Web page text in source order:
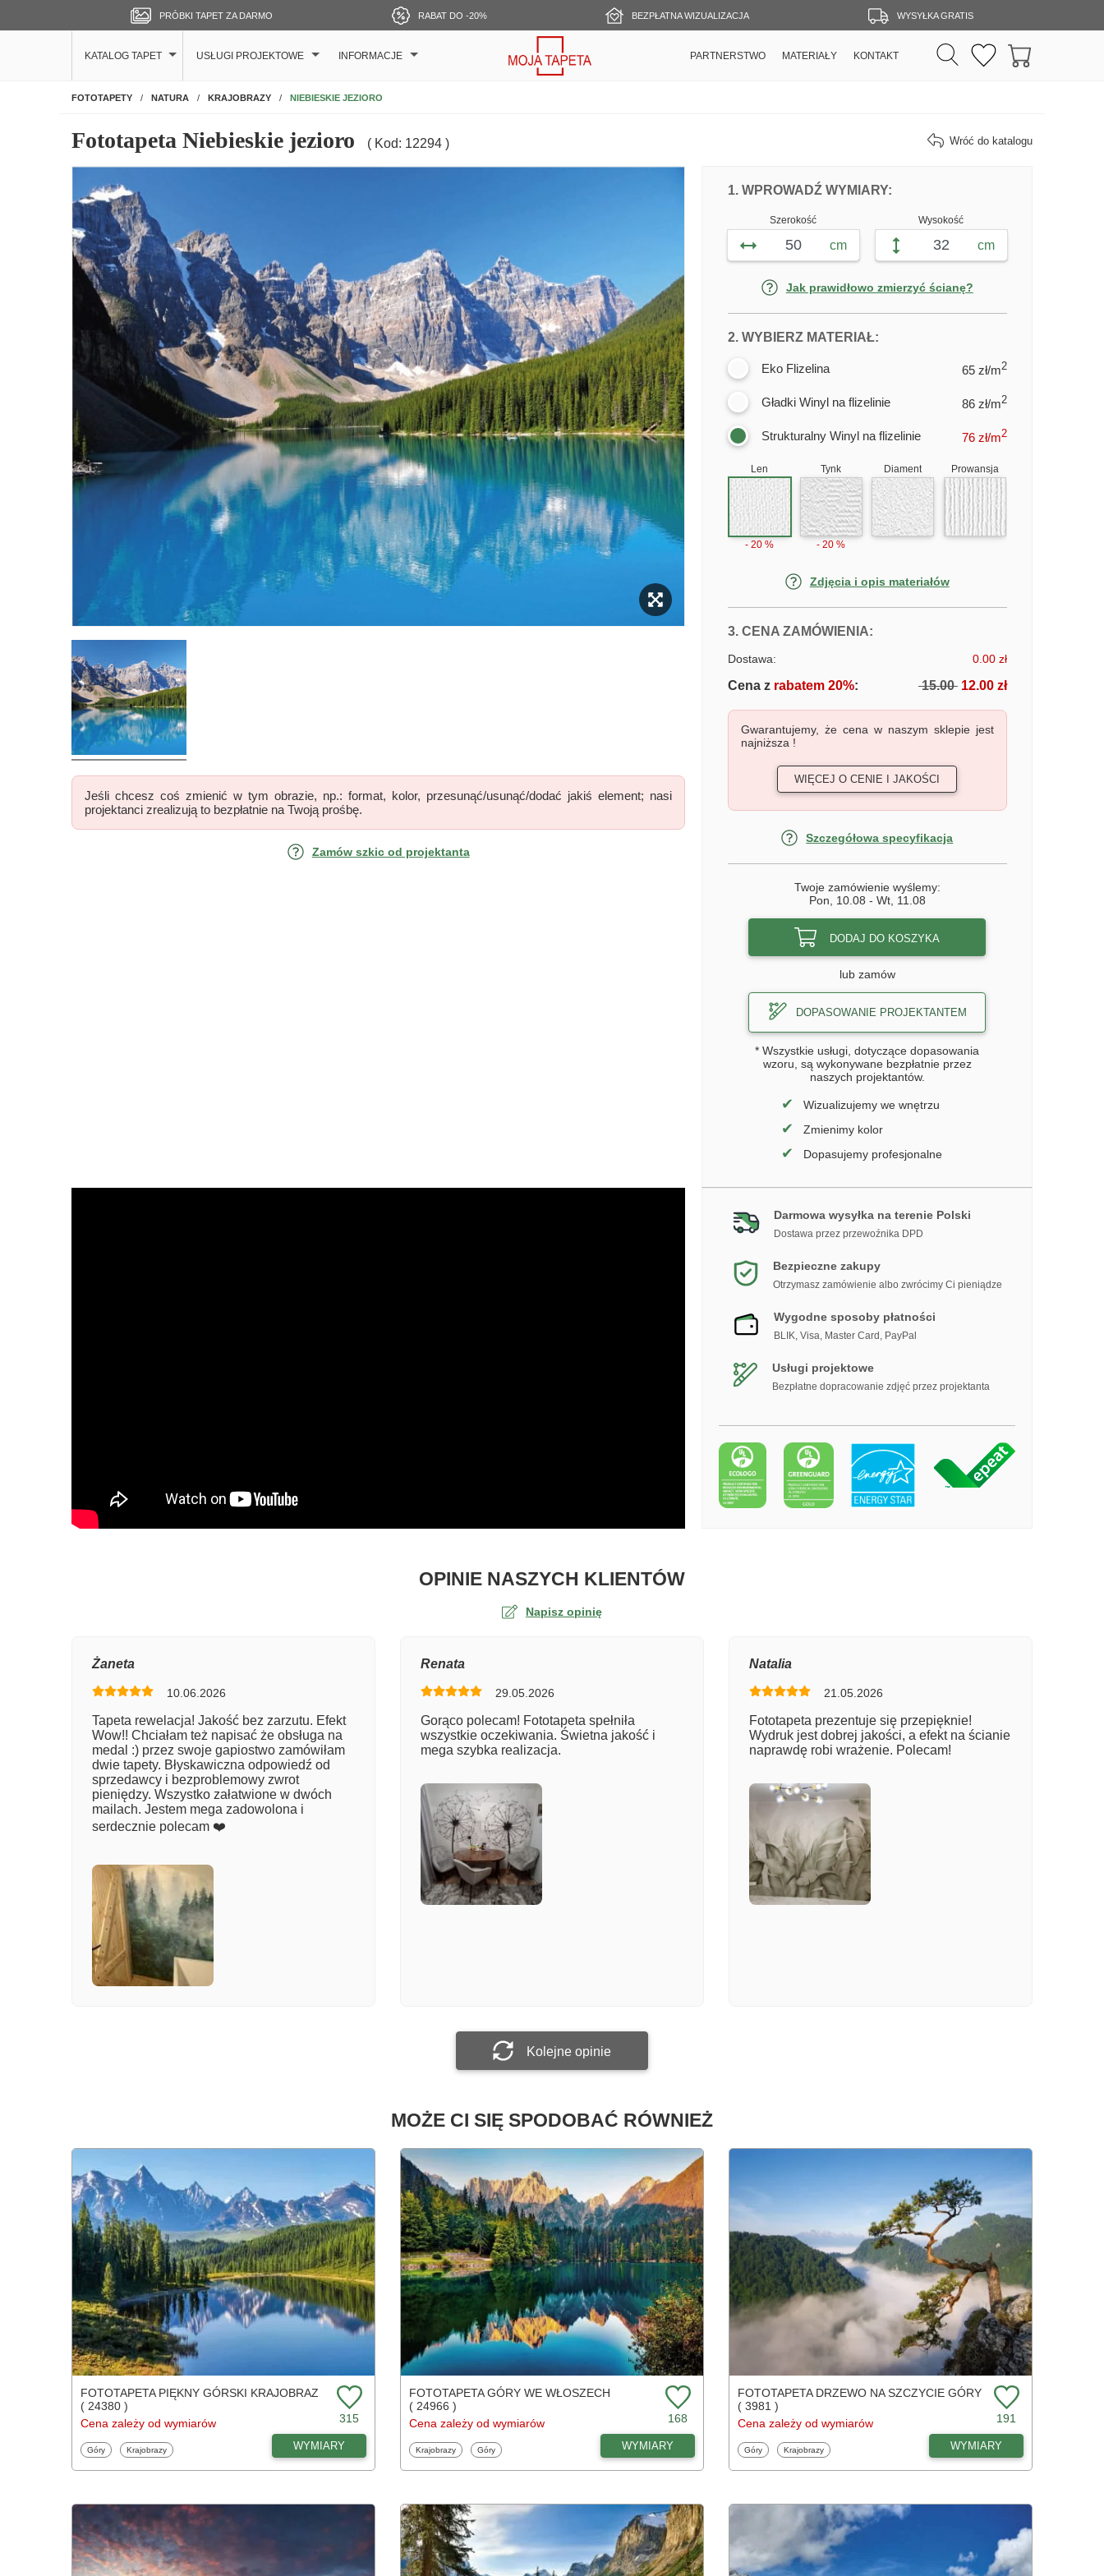
PRÓBKI TAPET ZA DARMO RABAT DO -20% BEZPŁATNA WIZUALIZACJA WYSYŁKA GRATIS
KATALOG TAPET USŁUGI PROJEKTOWE INFORMACJE PARTNERSTWO MATERIAŁY KONTAKT
FOTOTAPETYNA ŚCIANĘ
NATURA KRAJOBRAZY NIEBIESKIE JEZIORO
Fototapeta Niebieskie jezioro ( Kod: 12294 ) Wróć do katalogu
Jeśli chcesz coś zmienić w tym obrazie, np.: format, kolor, przesunąć/usunąć/dodać jakiś element; nasi
projektanci zrealizują to bezpłatnie na Twoją prośbę.
Zamów szkic od projektanta
DOPASUJ FOTOTAPETĘ NIEBIESKIE
1. WPROWADŹ WYMIARY:FOTOTAPETY NIEBIESKIE
Szerokość
cm
Wysokość
cm
Jak prawidłowo zmierzyć ścianę?
2. WYBIERZ MATERIAŁ:DLA FOTOTAPETY NIEBIESKIE
Eko Flizelina 65 zł/m2
Gładki Winyl na flizelinie 86 zł/m2
Strukturalny Winyl na flizelinie 76zł/m2
Len
- 20 %
Tynk
- 20 %
Diament Prowansja
Zdjęcia i opis materiałów
3. CENA ZAMÓWIENIA:FOTOTAPETY NIEBIESKIE JEZIORO
Dostawa: 0.00 zł
Cena zrabatem 20%: 15.0012.00 zł
Gwarantujemy, że cena w naszym sklepie jest
najniższa !
WIĘCEJ O CENIE I JAKOŚCI
Szczegółowa specyfikacja
Twoje zamówienie wyślemy:
Pon, 10.08 - Wt, 11.08
DODAJ DO KOSZYKA
lub zamów
DOPASOWANIE PROJEKTANTEM
* Wszystkie usługi, dotyczące dopasowania
wzoru, są wykonywane bezpłatnie przez
naszych projektantów.
✔ Wizualizujemy we wnętrzu
✔ Zmienimy kolor
✔ Dopasujemy profesjonalne
Darmowa wysyłka na terenie Polski
Dostawa przez przewoźnika DPD
Bezpieczne zakupy
Otrzymasz zamówienie albo zwrócimy Ci pieniądze
Wygodne sposoby płatności
BLIK, Visa, Master Card, PayPal
Usługi projektowe
Bezpłatne dopracowanie zdjęć przez projektanta
OPINIE NASZYCH KLIENTÓWO TAPECIE NIEBIESKIE JEZIORO
Napisz opinię
Numer zamówienia
Załącz zdjęcie
Żaneta
10.06.2026
Tapeta rewelacja! Jakość bez zarzutu. Efekt
Wow!! Chciałam też napisać że obsługa na
medal :) przez swoje gapiostwo zamówiłam
dwie tapety. Błyskawiczna odpowiedź od
sprzedawcy i bezproblemowy zwrot
pieniędzy. Wszystko załatwione w dwóch
mailach. Jestem mega zadowolona i
serdecznie polecam ❤️
Renata
29.05.2026
Gorąco polecam! Fototapeta spełniła
wszystkie oczekiwania. Świetna jakość i
mega szybka realizacja.
Natalia
21.05.2026
Fototapeta prezentuje się przepięknie!
Wydruk jest dobrej jakości, a efekt na ścianie
naprawdę robi wrażenie. Polecam!
Kolejne opinie
MOŻE CI SIĘ SPODOBAĆ RÓWNIEŻ
FOTOTAPETA PIĘKNY GÓRSKI KRAJOBRAZ
( 24380 )
Cena zależy od wymiarów
315
Fototapety
Góry Fototapety
Krajobrazy WYMIARY
FOTOTAPETA GÓRY WE WŁOSZECH
( 24966 )
Cena zależy od wymiarów
168
Fototapety
Krajobrazy Fototapety
Góry WYMIARY
FOTOTAPETA DRZEWO NA SZCZYCIE GÓRY
( 3981 )
Cena zależy od wymiarów
191
Fototapety
Góry Fototapety
Krajobrazy WYMIARY